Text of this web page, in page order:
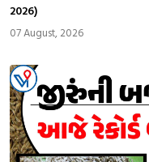
2026)
07 August, 2026